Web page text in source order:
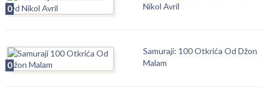
0
Nikol Avril
0
Samuraji: 100 Otkrića Od Džon
Malam